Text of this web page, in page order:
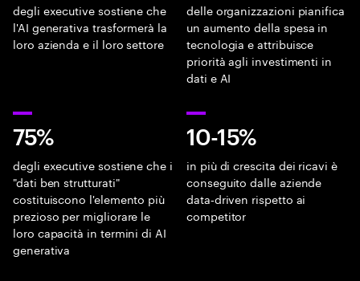
degli executive sostiene che
l'AI generativa trasformerà la
loro azienda e il loro settore
delle organizzazioni pianifica
un aumento della spesa in
tecnologia e attribuisce
priorità agli investimenti in
dati e AI
75%
degli executive sostiene che i
"dati ben strutturati"
costituiscono l'elemento più
prezioso per migliorare le
loro capacità in termini di AI
generativa
10-15%
in più di crescita dei ricavi è
conseguito dalle aziende
data‑driven rispetto ai
competitor